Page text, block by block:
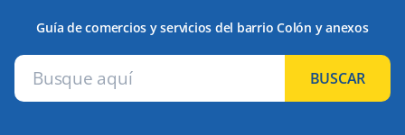
Guía de comercios y servicios del barrio Colón y anexos
BUSCAR